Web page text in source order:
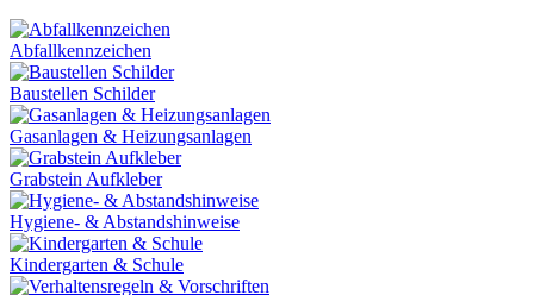
Abfallkennzeichen
Baustellen Schilder
Gasanlagen & Heizungsanlagen
Grabstein Aufkleber
Hygiene- & Abstandshinweise
Kindergarten & Schule